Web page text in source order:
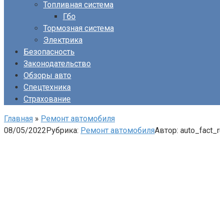
Топливная система
Гбо
Тормозная система
Электрика
Безопасность
Законодательство
Обзоры авто
Спецтехника
Страхование
Главная » Ремонт автомобиля
08/05/2022Рубрика: Ремонт автомобиляАвтор: